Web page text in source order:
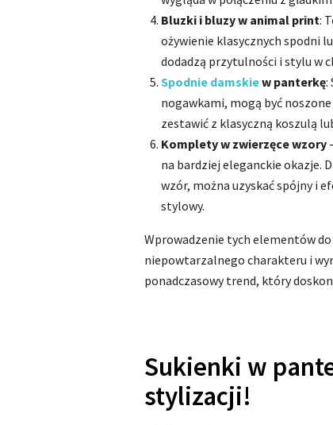
Bluzki i bluzy w animal print:
ożywienie klasycznych spodni
dodadzą przytulności i stylu w
Spodnie damskiew panterkę:
nogawkami, mogą być
zestawić z klasyczną koszulą
Komplety w zwierzęce wzory
na bardziej eleganckie okazje.
wzór, można uzyskać spójny i
stylowy.
Wprowadzenie tych elementów
niepowtarzalnego charakteru i
ponadczasowy trend, który
Sukienki w
stylizacji!